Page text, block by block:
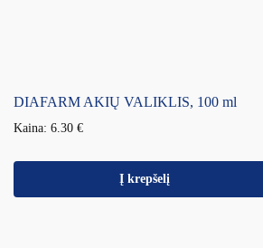
DIAFARM AKIŲ VALIKLIS, 100 ml
Kaina: 6.30 €
Į krepšelį